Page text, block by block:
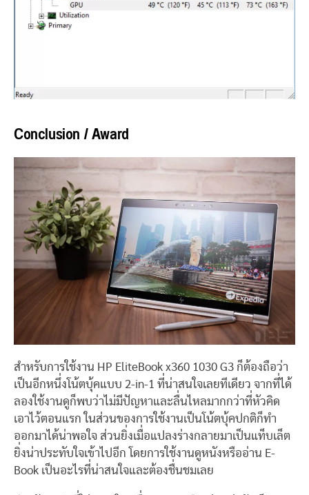
Conclusion / Award
สำหรับการใช้งาน HP EliteBook x360 1030 G3 ก็ต้องถือว่า
เป็นอีกหนึ่งโน้ตบุ้คแบบ 2-in-1 ที่น่าสนใจเลยทีเดียว จากที่ได้
ลองใช้งานดูก็พบว่าไม่มีปัญหาและลื่นไหลมากกว่าที่หัวคิด
เอาไว้ตอนแรก ในส่วนของการใช้งานเป็นโน้ตบุ้คปกติก็ทำ
ออกมาได้น่าพอใจ ส่วนยิ่งเมื่อแปลงร่างกลายมาเป็นแท็บเล็ต
ยิ่งน่าประทับใจเข้าไปอีก โดยการใช้งานดูหนังหรืออ่าน E-
Book เป็นอะไรที่น่าสนใจและต้องชื่นชมเลย